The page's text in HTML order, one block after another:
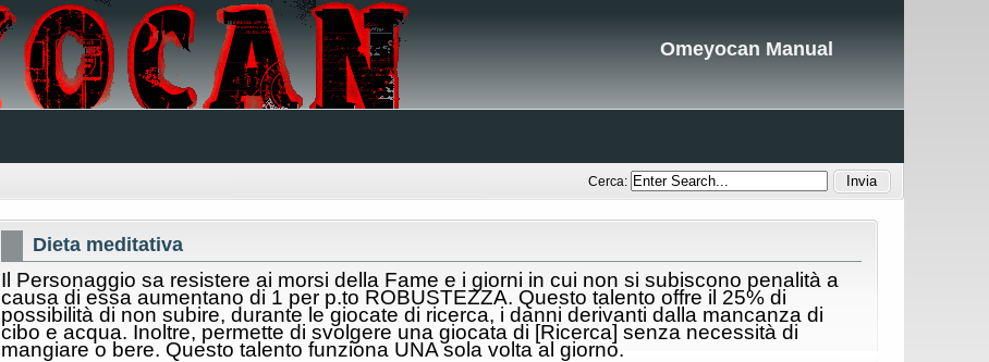
Omeyocan Manual
Cerca:
Dieta meditativa
Il Personaggio sa resistere ai morsi della Fame e i giorni in cui non si subiscono penalità a
causa di essa aumentano di 1 per p.to ROBUSTEZZA. Questo talento offre il 25% di
possibilità di non subire, durante le giocate di ricerca, i danni derivanti dalla mancanza di
cibo e acqua. Inoltre, permette di svolgere una giocata di [Ricerca] senza necessità di
mangiare o bere. Questo talento funziona UNA sola volta al giorno.